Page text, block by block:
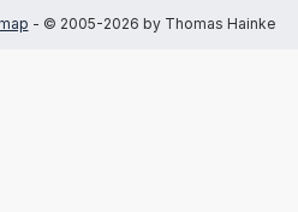
- © 2005-2026 by Thomas Hainke